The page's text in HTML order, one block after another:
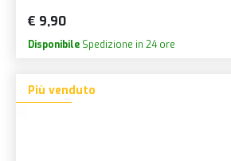
€ 9,90
Disponibile Spedizione in 24 ore
Più venduto